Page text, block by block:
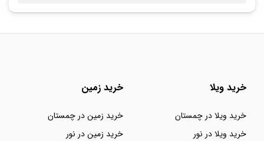
خرید ویلا
خرید ویلا در چمستان
خرید ویلا در نور
خرید زمین
خرید زمین در چمستان
خرید زمین در نور